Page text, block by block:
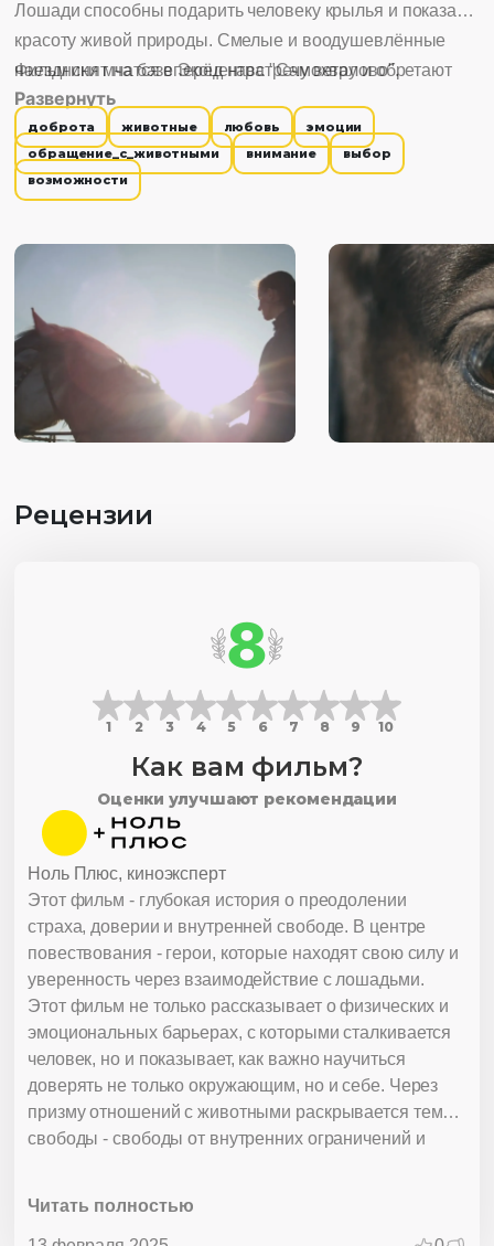
Лошади способны подарить человеку крылья и показать
красоту живой природы. Смелые и воодушевлённые
наездники мчатся вперёд навстречу ветру и обретают
чувство свободы, благодаря их верным друзьям.
Фильм снят на базе Экоцентра "Самохвалово".
Развернуть
доброта животные любовь
эмоции
обращение_с_животными
внимание
выбор
возможности
Рецензии
8
1 2 3 4 5 6 7 8 9 10
Как вам фильм?
Оценки улучшают рекомендации
Этот фильм - глубокая история о преодолении
страха, доверии и внутренней свободе. В центре
повествования - герои, которые находят свою силу и
уверенность через взаимодействие с лошадьми.
Этот фильм не только рассказывает о физических и
эмоциональных барьерах, с которыми сталкивается
человек, но и показывает, как важно научиться
доверять не только окружающим, но и себе. Через
призму отношений с животными раскрывается тема
свободы - свободы от внутренних ограничений и
Лошади становятся символом не только физической
Читать полностью
Ноль Плюс, киноэксперт